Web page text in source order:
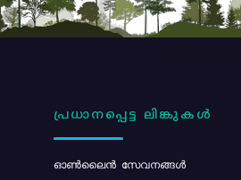
പ്രധാനപ്പെട്ട ലിങ്കുകൾ
ഓൺലൈൻ സേവനങ്ങൾ